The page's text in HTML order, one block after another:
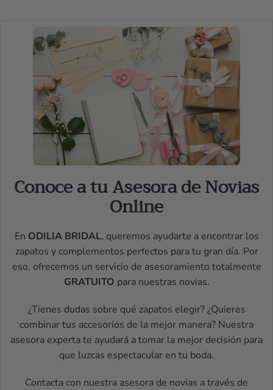
Conoce a tu Asesora de Novias
Online
En ODILIA BRIDAL, queremos ayudarte a encontrar los
zapatos y complementos perfectos para tu gran día. Por
eso, ofrecemos un servicio de asesoramiento totalmente
GRATUITO para nuestras novias.
¿Tienes dudas sobre qué zapatos elegir? ¿Quieres
combinar tus accesorios de la mejor manera? Nuestra
asesora experta te ayudará a tomar la mejor decisión para
que luzcas espectacular en tu boda.
Contacta con nuestra asesora de novias a través de